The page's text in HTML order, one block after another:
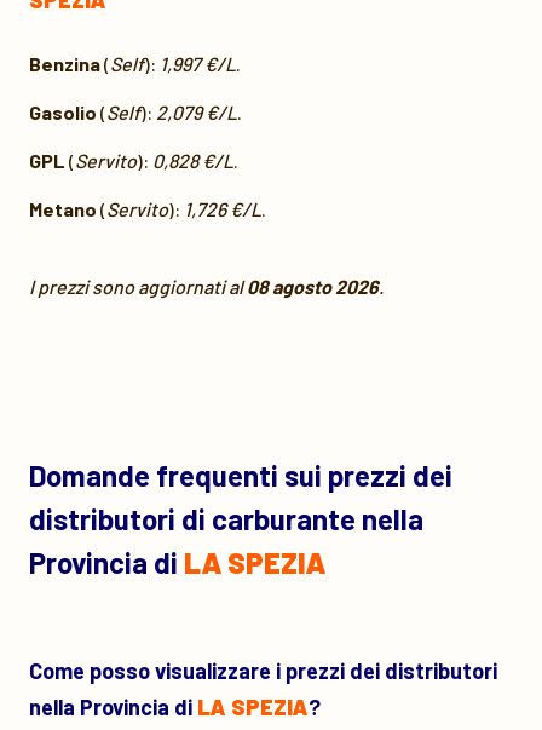
Benzina(Self): 1,997 €/L.
Gasolio (Self): 2,079 €/L.
GPL (Servito): 0,828 €/L.
Metano (Servito): 1,726 €/L.
I prezzi sono aggiornati al08 agosto 2026.
Domande frequenti sui prezzi dei
distributori di carburante nella
Provincia di LA SPEZIA
Come posso visualizzare i prezzi dei distributori
nella Provincia di LA SPEZIA?